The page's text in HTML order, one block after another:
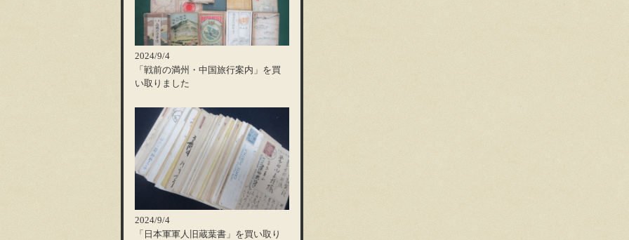
2024/9/4
「戦前の満州・中国旅行案内」を買
い取りました
2024/9/4
「日本軍軍人旧蔵葉書」を買い取り